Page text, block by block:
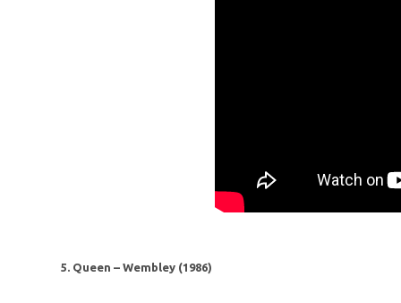
5. Queen – Wembley (1986)